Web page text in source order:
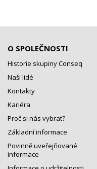
O SPOLEČNOSTI
Historie skupiny Conseq
Naši lidé
Kontakty
Kariéra
Proč si nás vybrat?
Základní informace
Povinně uveřejňované
informace